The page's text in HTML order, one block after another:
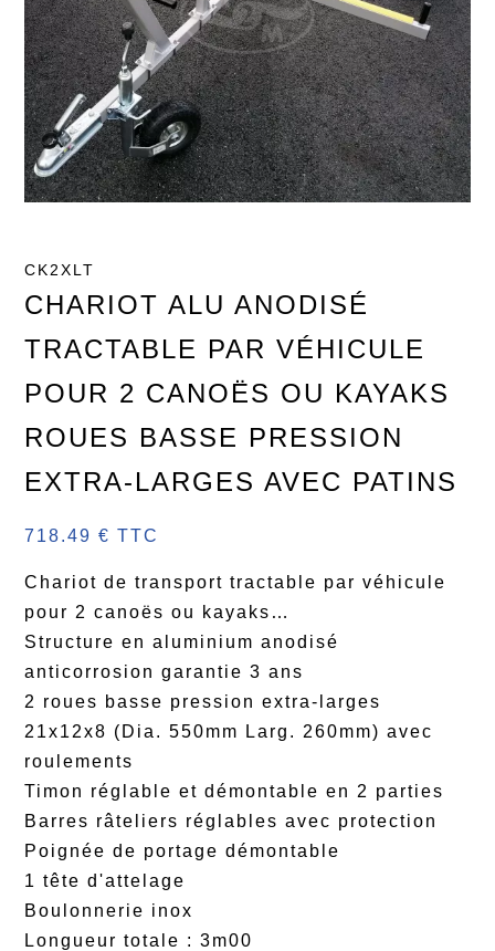
CK2XLT
CHARIOT ALU ANODISÉ
TRACTABLE PAR VÉHICULE
POUR 2 CANOËS OU KAYAKS
ROUES BASSE PRESSION
EXTRA-LARGES AVEC PATINS
718.49 € TTC
Chariot de transport tractable par véhicule
pour 2 canoës ou kayaks…
Structure en aluminium anodisé
anticorrosion garantie 3 ans
2 roues basse pression extra-larges
21x12x8 (Dia. 550mm Larg. 260mm) avec
roulements
Timon réglable et démontable en 2 parties
Barres râteliers réglables avec protection
Poignée de portage démontable
1 tête d'attelage
Boulonnerie inox
Longueur totale : 3m00